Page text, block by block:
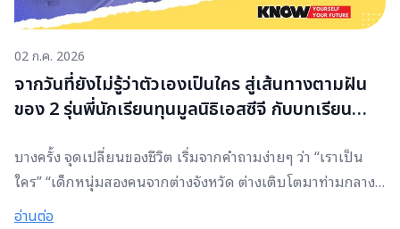
งานจริงได้ทันที และได้รับโอกาสจากบริษัท สยามโกลบอลเฮ้าส์
เสริมให้ผู้อบรมได้ร่วมพัฒนาทั้งทักษะ Hard Skills และ Soft
Skills ควบคู่กับการสร้าง Self-Awareness หรือการรู้จักและ
เข้าใจศักยภาพของตนเอง ซึ่งเป็นจุดเริ่มต้นของการเลือกพัฒนา
02 ก.ค. 2026
จากวันที่ยังไม่รู้ว่าตัวเองเป็นใคร สู่เส้นทางตามฝัน
ของ 2 รุ่นพี่นักเรียนทุนมูลนิธิเอสซีจี กับบทเรียน
บางครั้ง จุดเปลี่ยนของชีวิต เริ่มจากคำถามง่ายๆ ว่า “เราเป็น
ใคร” “เด็กหนุ่มสองคนจากต่างจังหวัด ต่างเติบโตมาท่ามกลาง
ข้อจำกัดของชีวิตและต่างเคยตั้งคำถามเดียวกันว่า “อนาคตของ
อ่านต่อ